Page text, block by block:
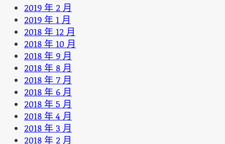
2019 年 2 月
2019 年 1 月
2018 年 12 月
2018 年 10 月
2018 年 9 月
2018 年 8 月
2018 年 7 月
2018 年 6 月
2018 年 5 月
2018 年 4 月
2018 年 3 月
2018 年 2 月